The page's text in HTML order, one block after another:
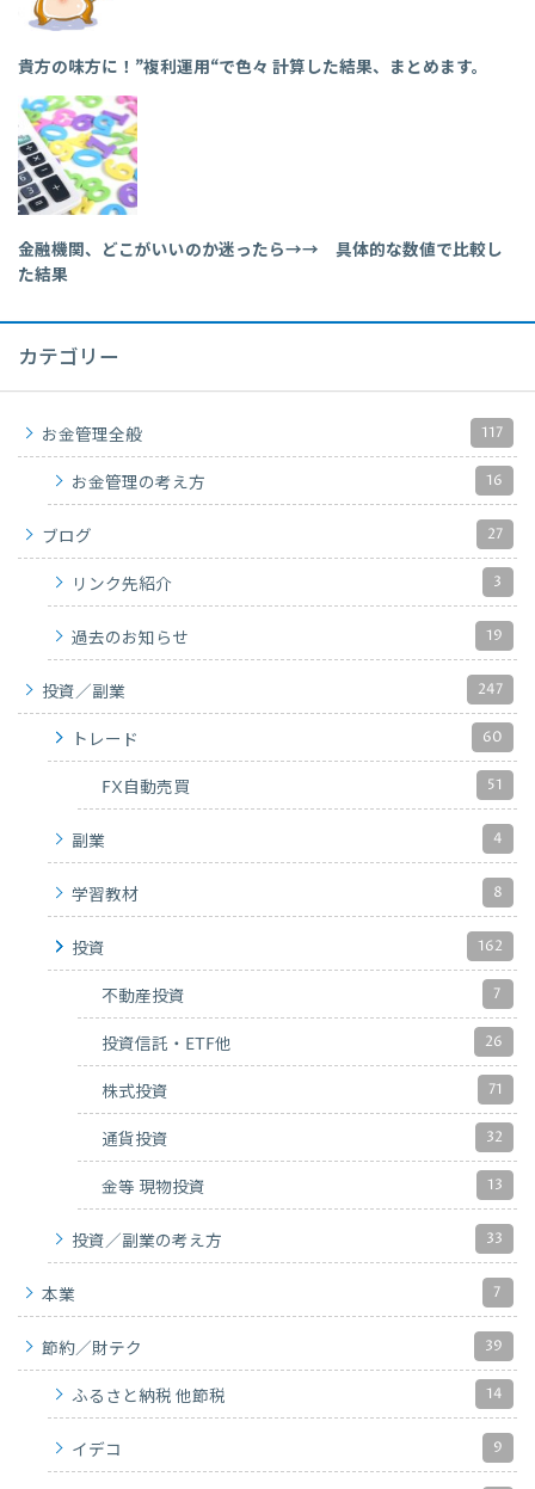
貴方の味方に！”複利運用“で色々 計算した結果、まとめます。
金融機関、どこがいいのか迷ったら→→ 具体的な数値で比較し
た結果
カテゴリー
お金管理全般 117
お金管理の考え方 16
ブログ 27
リンク先紹介 3
過去のお知らせ 19
投資／副業 247
トレード 60
FX自動売買 51
副業 4
学習教材 8
投資 162
不動産投資 7
投資信託・ETF他 26
株式投資 71
通貨投資 32
金等 現物投資 13
投資／副業の考え方 33
本業 7
節約／財テク 39
ふるさと納税 他節税 14
イデコ 9